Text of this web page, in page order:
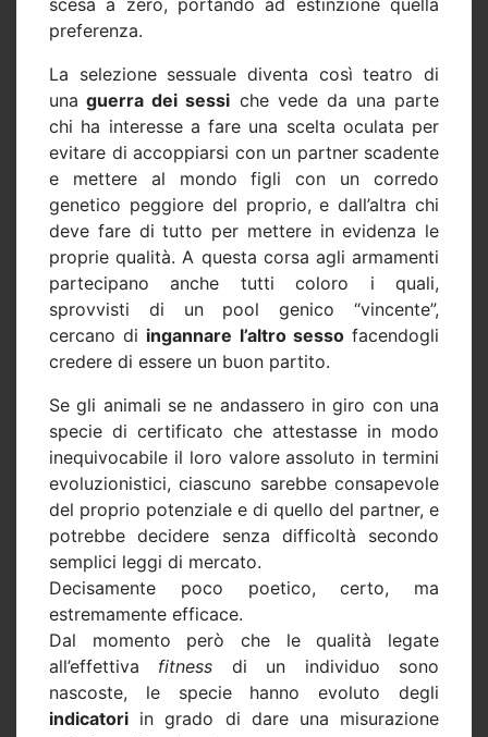
preferenza.
La selezione sessuale diventa così teatro di
una guerra dei sessi che vede da una parte
chi ha interesse a fare una scelta oculata per
evitare di accoppiarsi con un partner scadente
e mettere al mondo figli con un corredo
genetico peggiore del proprio, e dall’altra chi
deve fare di tutto per mettere in evidenza le
proprie qualità. A questa corsa agli armamenti
partecipano anche tutti coloro i quali,
sprovvisti di un pool genico “vincente”,
cercano di ingannare l’altro sessofacendogli
credere di essere un buon partito.
Se gli animali se ne andassero in giro con una
specie di certificato che attestasse in modo
inequivocabile il loro valore assoluto in termini
evoluzionistici, ciascuno sarebbe consapevole
del proprio potenziale e di quello del partner, e
potrebbe decidere senza difficoltà secondo
semplici leggi di mercato.
Decisamente poco poetico, certo, ma
estremamente efficace.
Dal momento però che le qualità legate
all’effettiva fitness di un individuo sono
nascoste, le specie hanno evoluto degli
indicatori in grado di dare una misurazione